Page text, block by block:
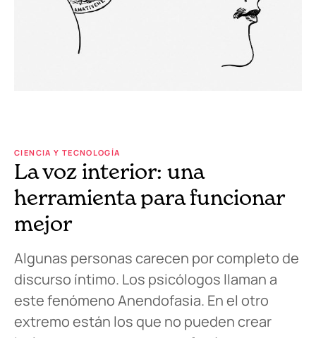
CIENCIA Y TECNOLOGÍA
La voz interior: una
herramienta para funcionar
mejor
Algunas personas carecen por completo de
discurso íntimo. Los psicólogos llaman a
este fenómeno Anendofasia. En el otro
extremo están los que no pueden crear